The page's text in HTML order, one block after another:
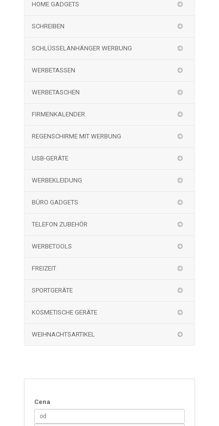
HOME GADGETS
SCHREIBEN
SCHLÜSSELANHÄNGER WERBUNG
WERBETASSEN
WERBETASCHEN
FIRMENKALENDER
REGENSCHIRME MIT WERBUNG
USB-GERÄTE
WERBEKLEIDUNG
BÜRO GADGETS
TELEFON ZUBEHÖR
WERBETOOLS
FREIZEIT
SPORTGERÄTE
KOSMETISCHE GERÄTE
WEIHNACHTSARTIKEL
Cena